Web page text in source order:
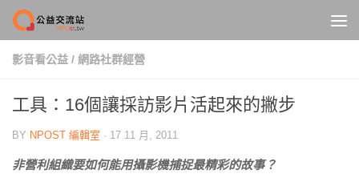
Skip to content
影音看公益 / 網路社群經營
工具：16個讓採訪影片活起來的撇步
BY NPOST 編輯室 · 17 11 月, 2011
非營利組織要如何能用攝影機捕捉最精彩的故事？